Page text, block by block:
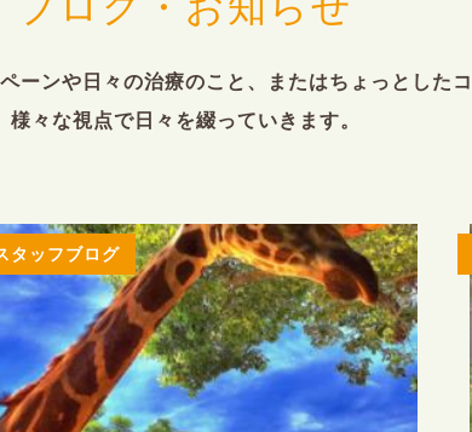
ーンや日々の治療のこと、またはちょっとしたコ
様々な視点で日々を綴っていきます。
タッフブログ